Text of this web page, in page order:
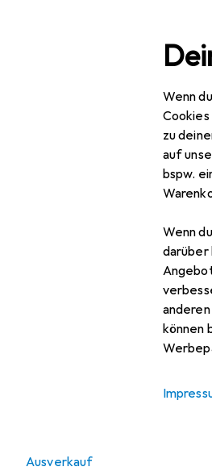
Wenn
zu
auf
bspw.
Wenn
darüber
können
Navigation nach Kategorien
Ausverkauf